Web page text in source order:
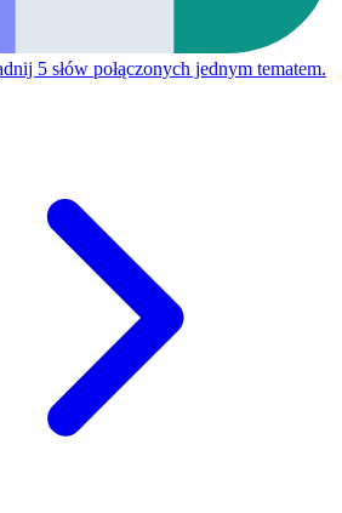
5 słów połączonych jednym tematem.